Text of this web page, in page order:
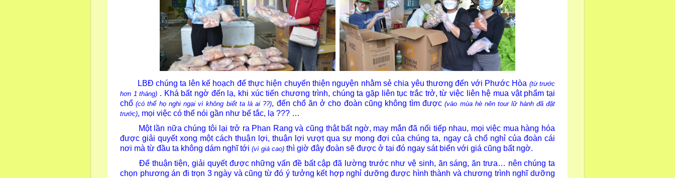
LBĐ chúng ta lên kế hoạch để thực hiện chuyến thiện nguyện nhằm sẻ chia yêu thương đến với Phước Hòa (từ trước
hơn 1 tháng) . Khá bất ngờ đến lạ, khi xúc tiến chương trình, chúng ta gặp liên tục trắc trở, từ việc liên hệ mua vật phẩm tại
chổ(có thể họ nghi ngại vì không biết ta là ai ??), đến chổ ăn ở cho đoàn cũng không tìm được(vào mùa hè nên tour lữ hành đã đặt
trước), mọi việc có thể nói gần như bế tắc, lạ ??? …
Một lần nữa chúng tôi lại trở ra Phan Rang và cũng thật bất ngờ, may mắn đã nối tiếp nhau, mọi việc mua hàng hóa
được giải quyết xong một cách thuận lợi, thuận lợi vượt qua sự mong đợi của chúng ta, ngay cả chổ nghỉ của đoàn cái
nơi mà từ đầu ta không dám nghĩ tới (vì giá cao) thì giờ đây đoàn sẽ được ở tại đó ngay sát biển với giá cũng bất ngờ.
Để thuận tiện, giải quyết được những vấn đề bất cập đã lường trước như vệ sinh, ăn sáng, ăn trưa… nên chúng ta
chọn phương án đi trọn 3 ngày và cũng từ đó ý tưởng kết hợp nghỉ dưỡng được hình thành và chương trình nghĩ dưỡng